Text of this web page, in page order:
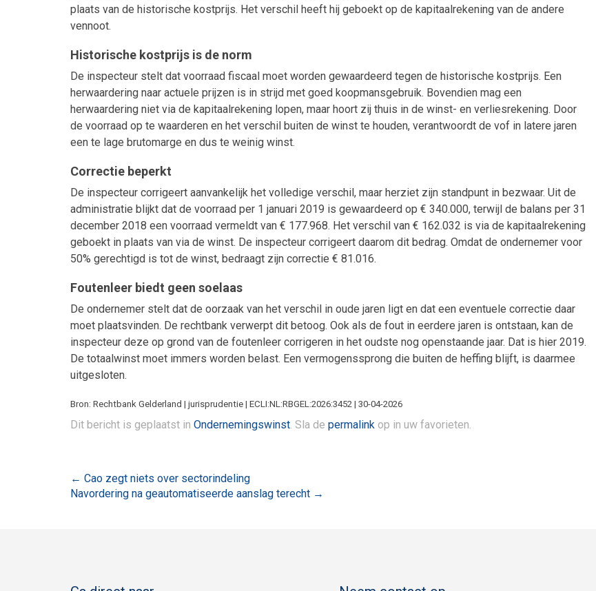
plaats van de historische kostprijs. Het verschil heeft hij geboekt op de kapitaalrekening van de andere
vennoot.
Historische kostprijs is de norm
De inspecteur stelt dat voorraad fiscaal moet worden gewaardeerd tegen de historische kostprijs. Een
herwaardering naar actuele prijzen is in strijd met goed koopmansgebruik. Bovendien mag een
herwaardering niet via de kapitaalrekening lopen, maar hoort zij thuis in de winst- en verliesrekening. Door
de voorraad op te waarderen en het verschil buiten de winst te houden, verantwoordt de vof in latere jaren
een te lage brutomarge en dus te weinig winst.
Correctie beperkt
De inspecteur corrigeert aanvankelijk het volledige verschil, maar herziet zijn standpunt in bezwaar. Uit de
administratie blijkt dat de voorraad per 1 januari 2019 is gewaardeerd op € 340.000, terwijl de balans per 31
december 2018 een voorraad vermeldt van € 177.968. Het verschil van € 162.032 is via de kapitaalrekening
geboekt in plaats van via de winst. De inspecteur corrigeert daarom dit bedrag. Omdat de ondernemer voor
50% gerechtigd is tot de winst, bedraagt zijn correctie € 81.016.
Foutenleer biedt geen soelaas
De ondernemer stelt dat de oorzaak van het verschil in oude jaren ligt en dat een eventuele correctie daar
moet plaatsvinden. De rechtbank verwerpt dit betoog. Ook als de fout in eerdere jaren is ontstaan, kan de
inspecteur deze op grond van de foutenleer corrigeren in het oudste nog openstaande jaar. Dat is hier 2019.
De totaalwinst moet immers worden belast. Een vermogenssprong die buiten de heffing blijft, is daarmee
uitgesloten.
Bron: Rechtbank Gelderland | jurisprudentie | ECLI:NL:RBGEL:2026:3452 | 30-04-2026
Dit bericht is geplaatst in Ondernemingswinst. Sla de permalink op in uw favorieten.
Bericht
← Cao zegt niets over sectorindeling
Navordering na geautomatiseerde aanslag terecht →